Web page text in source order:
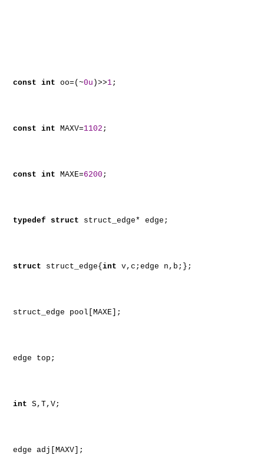
const int oo=(~0u )>>1;
const int MAXV=1102 ;
const int MAXE=6200 ;
typedef struct struct_edge* edge;
struct struct_edge{ int v,c;edge n,b;};
struct_edge pool[MAXE];
edge top;
int S,T,V;
edge adj[MAXV];